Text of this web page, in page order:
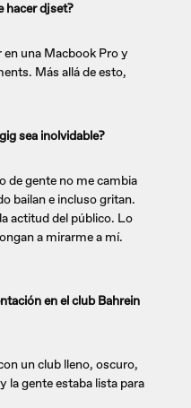
hacer djset?
una Macbook Pro y
Más allá de esto,
sea inolvidable?
de gente no me cambia
bailan e incluso gritan.
actitud del público. Lo
a mirarme a mí.
en el club Bahrein
un club lleno, oscuro,
gente estaba lista para